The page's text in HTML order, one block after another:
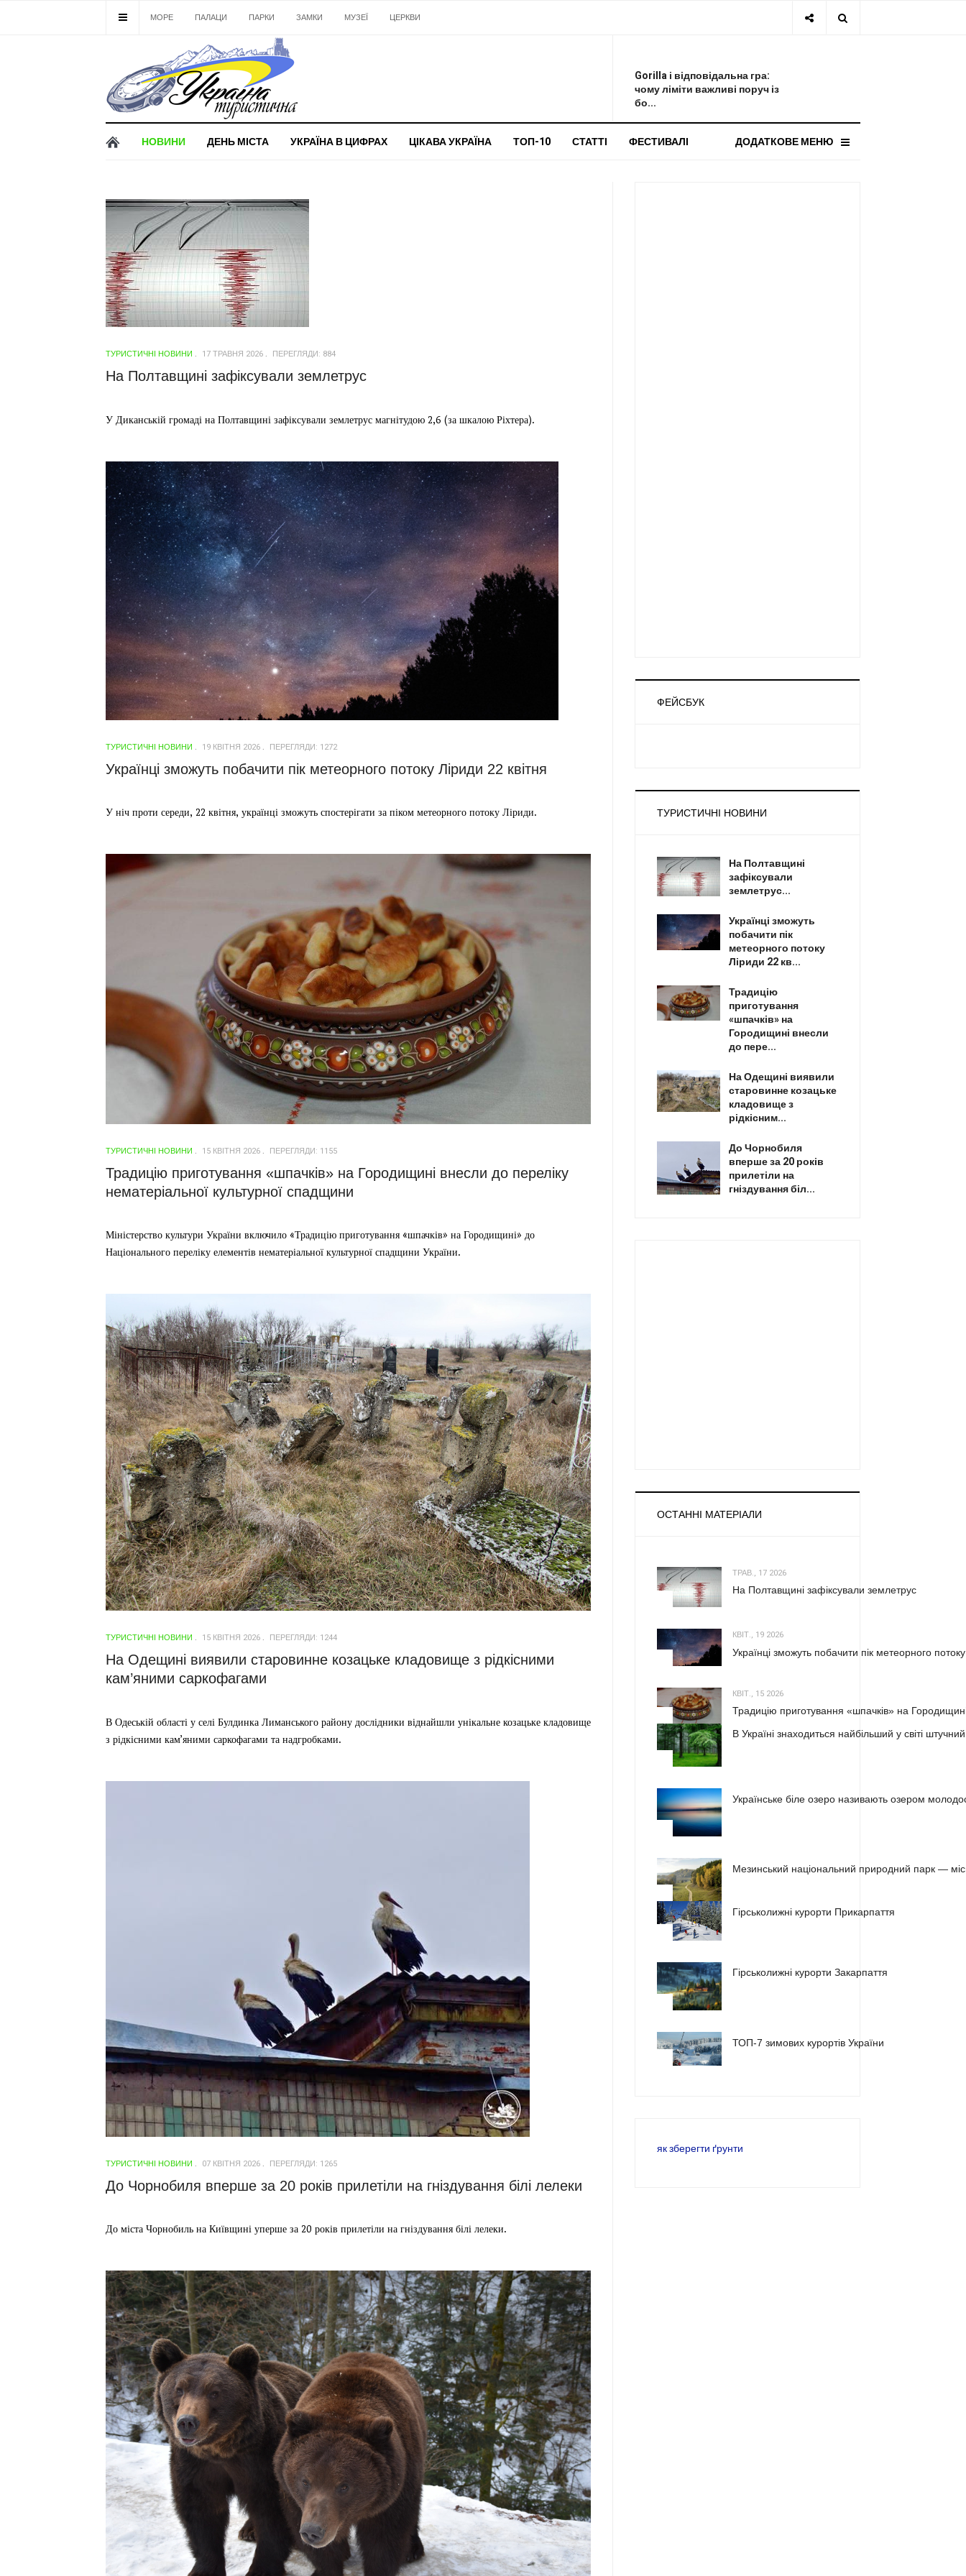
МОРЕ ПАЛАЦИ ПАРКИ ЗАМКИ МУЗЕЇ ЦЕРКВИ
Gorilla і відповідальна гра:
чому ліміти важливі поруч із
бо...
НОВИНИ ДЕНЬ МІСТА УКРАЇНА В ЦИФРАХ ЦІКАВА УКРАЇНА ТОП-10 СТАТТІ ДОДАТКОВЕ МЕНЮ
ФЕСТИВАЛІ
ТУРИСТИЧНІ НОВИНИ 17 ТРАВНЯ 2026 ПЕРЕГЛЯДИ: 884
На Полтавщині зафіксували землетрус
У Диканській громаді на Полтавщині зафіксували землетрус магнітудою 2,6 (за шкалою Ріхтера).
ТУРИСТИЧНІ НОВИНИ 19 КВІТНЯ 2026 ПЕРЕГЛЯДИ: 1272
Українці зможуть побачити пік метеорного потоку Ліриди 22 квітня
У ніч проти середи, 22 квітня, українці зможуть спостерігати за піком метеорного потоку Ліриди.
ТУРИСТИЧНІ НОВИНИ 15 КВІТНЯ 2026 ПЕРЕГЛЯДИ: 1155
Традицію приготування «шпачків» на Городищині внесли до переліку
нематеріальної культурної спадщини
Міністерство культури України включило «Традицію приготування «шпачків» на Городищині» до
Національного переліку елементів нематеріальної культурної спадщини України.
ТУРИСТИЧНІ НОВИНИ 15 КВІТНЯ 2026 ПЕРЕГЛЯДИ: 1244
На Одещині виявили старовинне козацьке кладовище з рідкісними
кам’яними саркофагами
В Одеській області у селі Булдинка Лиманського району дослідники віднайшли унікальне козацьке кладовище
з рідкісними кам’яними саркофагами та надгробками.
ТУРИСТИЧНІ НОВИНИ 07 КВІТНЯ 2026 ПЕРЕГЛЯДИ: 1265
До Чорнобиля вперше за 20 років прилетіли на гніздування білі лелеки
До міста Чорнобиль на Київщині уперше за 20 років прилетіли на гніздування білі лелеки.
ФЕЙСБУК
ТУРИСТИЧНІ НОВИНИ
На Полтавщині
зафіксували
землетрус...
Українці зможуть
побачити пік
метеорного потоку
Ліриди 22 кв...
Традицію
приготування
«шпачків» на
Городищині внесли
до пере...
На Одещині виявили
старовинне козацьке
кладовище з
рідкісним...
До Чорнобиля
вперше за 20 років
прилетіли на
гніздування біл...
ОСТАННІ МАТЕРІАЛИ
ТРАВ., 17 2026
На Полтавщині зафіксували землетрус
КВІТ., 19 2026
Українці зможуть побачити пік метеорного
КВІТ., 15 2026
Традицію приготування «шпачків» на
В Україні знаходиться найбільший у світі штучний
Українське біле озеро називають озером
Мезинський національний природний парк —
Гірськолижні курорти Прикарпаття
Гірськолижні курорти Закарпаття
ТОП-7 зимових курортів України
як зберегти ґрунти